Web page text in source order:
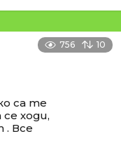
756 10
са те
ходи,
. Все